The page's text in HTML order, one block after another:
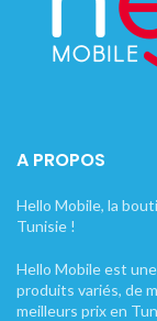
A PROPOS
Hello Mobile, la
Tunisie !
Hello Mobile est
produits variés, de
meilleurs prix en